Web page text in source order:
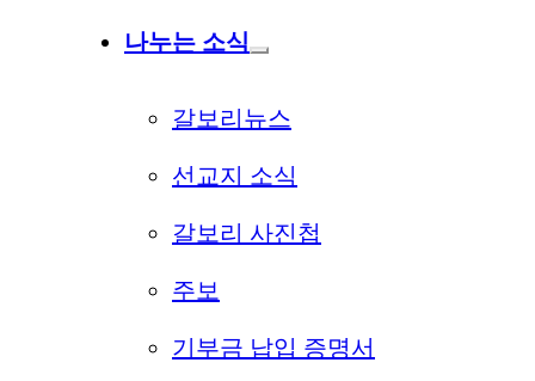
나누는 소식
갈보리뉴스
선교지 소식
갈보리 사진첩
주보
기부금 납입 증명서